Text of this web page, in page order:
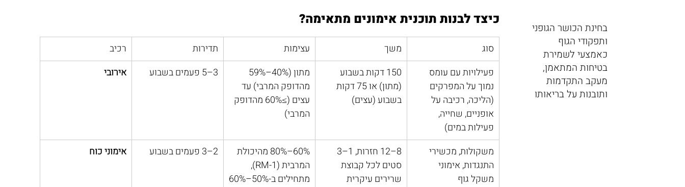
כיצד לבנות תוכנית אימונים מתאימה?
סוג משך עצימות תדירות
רכיב
פעילויות עם עומס
נמוך על המפרקים
(הליכה, רכיבה על
אופניים, שחייה,
פעילות במים)
150 דקות בשבוע
(מתון) או 75 דקות
בשבוע (עצים)
מהדופק המרבי) עד
עצים (≥60% מהדופק
המרבי)
3–5 פעמים בשבוע אירובי
משקולות, מכשירי
התנגדות, אימוני
משקל גוף
סטים לכל קבוצת
שרירים עיקרית
60%–80% מהיכולת
המרבית (1-RM),
מתחילים ב-50%–60%
2–3 פעמים בשבוע אימוני כוח
בחינת הכושר הגופני
ותפקודי הגוף
כאמצעי לשמירת
בטיחות המתאמן,
מעקב התקדמות
ותובנות על בריאותו